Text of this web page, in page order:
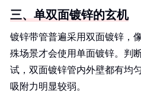
三、单双面镀锌的玄机
镀锌带管普遍采用双面镀锌，
殊场景才会使用单面镀锌。判
试，双面镀锌管内外壁都有均
吸附力明显较弱。